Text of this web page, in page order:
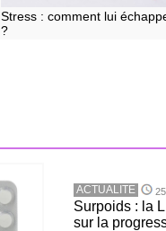
Stress : comment lui
?
ACTUALITE
Surpoids : la
sur la